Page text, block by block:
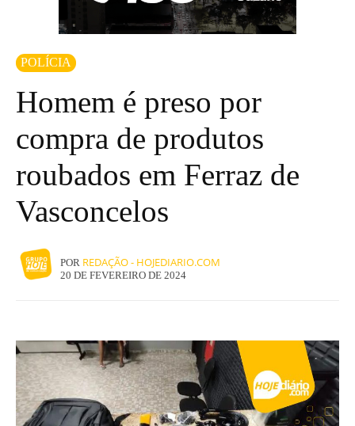
POLÍCIA
Homem é preso por
compra de produtos
roubados em Ferraz de
Vasconcelos
POR REDAÇÃO - HOJEDIARIO.COM
20 DE FEVEREIRO DE 2024